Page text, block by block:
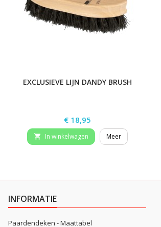
EXCLUSIEVE LIJN DANDY BRUSH
Prijs
€ 18,95
 In winkelwagen Meer
INFORMATIE
Paardendeken - Maattabel